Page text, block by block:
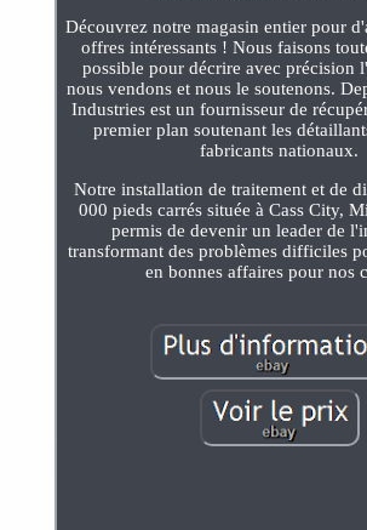
Découvrez notre magasin entier pour
offres intéressants ! Nous faisons
possible pour décrire avec précision
nous vendons et nous le soutenons.
Industries est un fournisseur de
premier plan soutenant les
fabricants nationaux.
Notre installation de traitement et de
000 pieds carrés située à Cass City,
permis de devenir un leader de
transformant des problèmes difficiles
en bonnes affaires pour nos